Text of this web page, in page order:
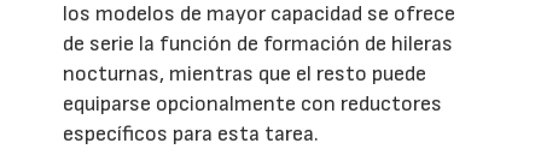
los modelos de mayor capacidad se ofrece
de serie la función de formación de hileras
nocturnas, mientras que el resto puede
equiparse opcionalmente con reductores
específicos para esta tarea.